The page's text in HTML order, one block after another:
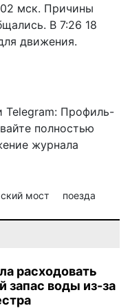
мск. Причины
В 7:26 18
движения.
Telegram: Профиль-
полностью
журнала
мост поезда
расходовать
запас воды из-за